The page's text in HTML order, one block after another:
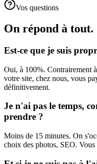
Vos questions
On répond à tout.
Est-ce que je suis
Oui, à 100%. Contrairement
votre site, chez nous, vous
définitivement.
Je n'ai pas le temps,
prendre ?
Moins de 15 minutes. On
choix des photos, SEO.